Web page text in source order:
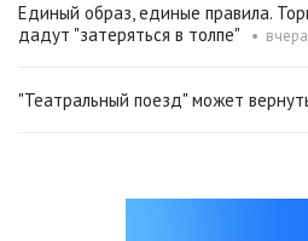
Единый образ, единые правила.
дадут "затеряться в толпе"
•
"Театральный поезд" может